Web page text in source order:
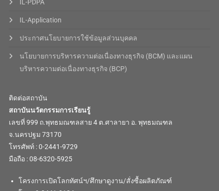
IL-PDPA
IL-Application
ประกาศนโยบายการใช้ข้อมูลส่วนบุคคล
นโยบายการบริหารความต่อเนื่องทางธุรกิจ (BCM) และแผน
บริหารความต่อเนื่องทางธุรกิจ (BCP)
ติดต่อสถาบัน
สถาบันนวัตกรรมการเรียนรู้
เลขที่ 999 ถ.พุทธมณฑลสาย 4 ต.ศาลายา อ. พุทธมณฑล
จ.นครปฐม 73170
โทรศัพท์ : 0-2441-9729
มือถือ : 08-6320-5925
โครงการเปิดโลกทัศน์ฯ/ศึกษาดูงาน/สั่งซื้อผลิตภัณฑ์